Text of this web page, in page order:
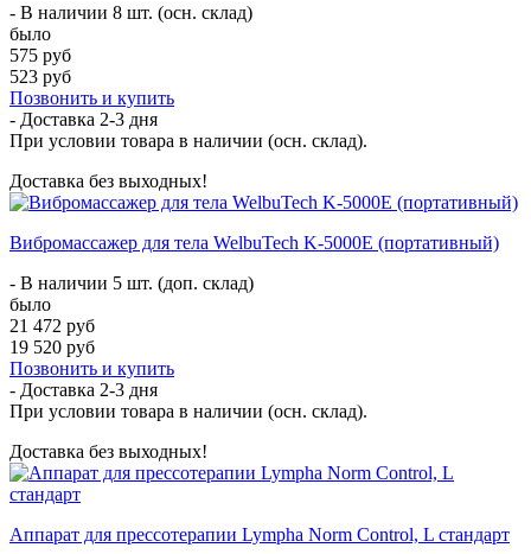
- В наличии 8 шт. (осн. склад)
было
575 руб
523 руб
Позвонить и купить
- Доставка 2-3 дня
При условии товара в наличии (осн. склад).
Доставка без выходных!
Вибромассажер для тела WelbuTech K-5000E (портативный)
- В наличии 5 шт. (доп. склад)
было
21 472 руб
19 520 руб
Позвонить и купить
- Доставка 2-3 дня
При условии товара в наличии (осн. склад).
Доставка без выходных!
Аппарат для прессотерапии Lympha Norm Control, L стандарт